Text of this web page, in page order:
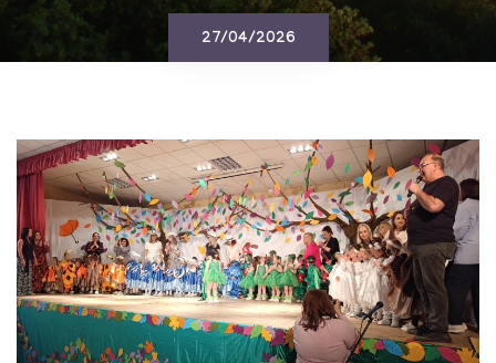
27/04/2026